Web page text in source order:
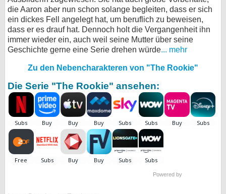
die Aaron aber nun schon solange begleiten, dass er sich
ein dickes Fell angelegt hat, um beruflich zu beweisen,
dass er es drauf hat. Dennoch holt die Vergangenheit ihn
immer wieder ein, auch weil seine Mutter über seine
Geschichte gerne eine Serie drehen würde... mehr
Zu den Nebencharakteren von "The Rookie"
Die Serie "The Rookie" ansehen:
Powered by